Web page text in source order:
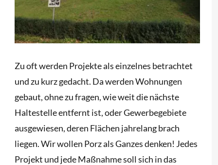
Zu oft werden Projekte als einzelnes betrachtet
und zu kurz gedacht. Da werden Wohnungen
gebaut, ohne zu fragen, wie weit die nächste
Haltestelle entfernt ist, oder Gewerbegebiete
ausgewiesen, deren Flächen jahrelang brach
liegen. Wir wollen Porz als Ganzes denken! Jedes
Projekt und jede Maßnahme soll sich in das